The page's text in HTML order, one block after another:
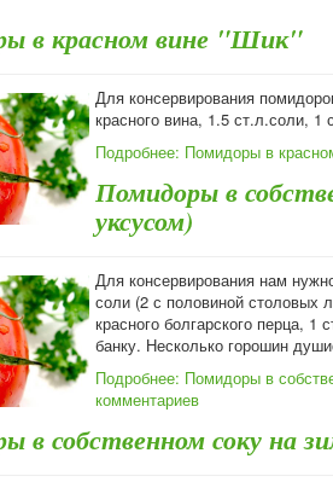
в красном вине "Шик"
Для консервирования
красного вина, 1.5 ст.л.соли, 1
Подробнее: Помидоры в
Помидоры в
уксусом)
Для консервирования нам
соли (2 с половиной столовых
красного болгарского перца,
банку. Несколько горошин
Подробнее: Помидоры в
комментариев
в собственном соку на